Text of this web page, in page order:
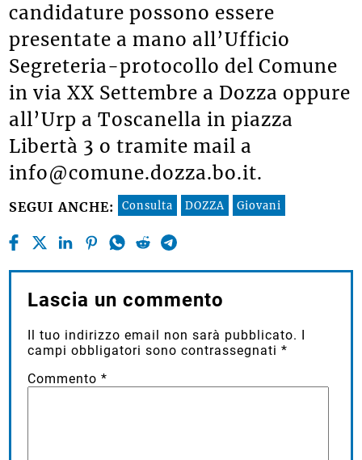
candidature possono essere
presentate a mano all’Ufficio
Segreteria-protocollo del Comune
in via XX Settembre a Dozza oppure
all’Urp a Toscanella in piazza
Libertà 3 o tramite mail a
info@comune.dozza.bo.it.
SEGUI ANCHE: Consulta DOZZA Giovani
Lascia un commento
Il tuo indirizzo email non sarà pubblicato. I
campi obbligatori sono contrassegnati*
Commento*